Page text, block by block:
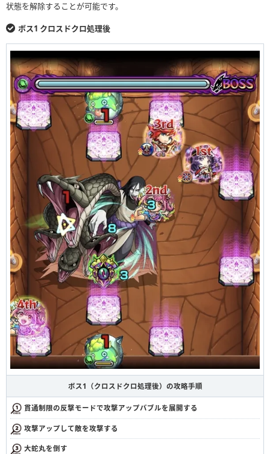
状態を解除することが可能です。
ボス1 クロスドクロ処理後
ボス1（クロスドクロ処理後）の攻略手順
貫通制限の反撃モードで攻撃アップバブルを展開する
攻撃アップして敵を攻撃する
大蛇丸を倒す